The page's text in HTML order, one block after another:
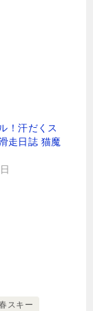
！汗だくス
走日誌 猫魔
スキー